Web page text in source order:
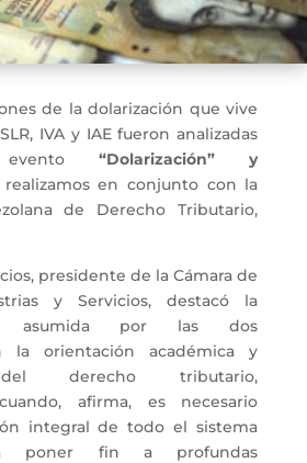
de la dolarización que vive
IVA y IAE fueron analizadas
evento“Dolarización” y
en conjunto con la
de Derecho Tributario,
presidente de la Cámara de
y Servicios, destacó la
asumida por las dos
la orientación académica y
derecho tributario,
afirma, es necesario
integral de todo el sistema
poner fin a profundas